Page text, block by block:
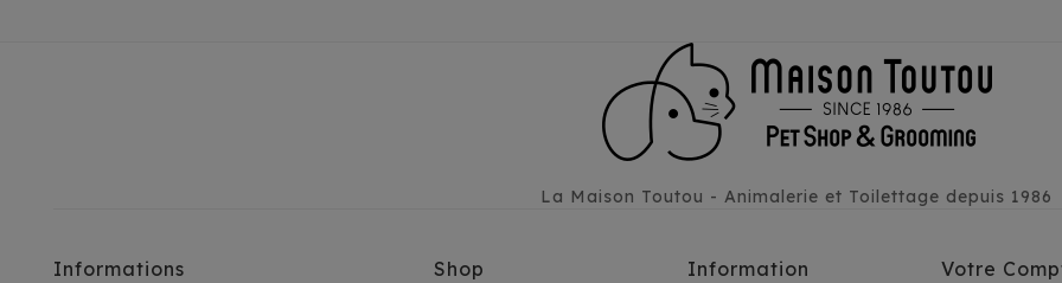
La Maison Toutou - Animalerie et Toilettage depuis 1986
Informations Shop Information Votre